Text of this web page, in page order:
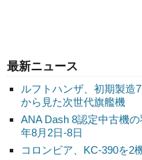
最新ニュース
ルフトハンザ、初期製
から見た次世代旗艦機
ANA Dash 8認定中古機
年8月2日-8日
コロンビア、KC-390を